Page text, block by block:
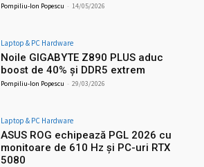
Pompiliu-Ion Popescu - 14/05/2026
Laptop & PC Hardware
Noile GIGABYTE Z890 PLUS aduc
boost de 40% și DDR5 extrem
Pompiliu-Ion Popescu - 29/03/2026
Laptop & PC Hardware
ASUS ROG echipează PGL 2026 cu
monitoare de 610 Hz și PC-uri RTX
5080